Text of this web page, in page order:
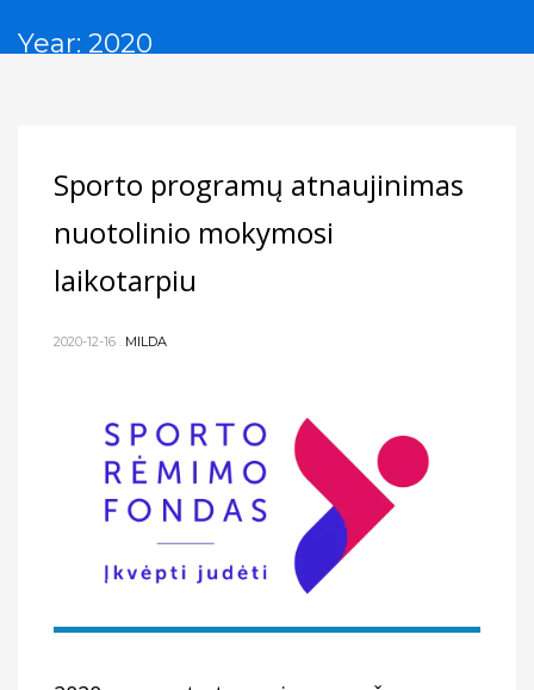
Year: 2020
Sporto programų atnaujinimas
nuotolinio mokymosi
laikotarpiu
2020-12-16 . MILDA